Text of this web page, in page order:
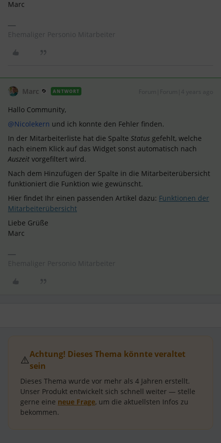
Marc
Ehemaliger Personio Mitarbeiter
Marc ANTWORT
Hallo Community,
@Nicolekern und ich konnte den Fehler finden.
In der Mitarbeiterliste hat die Spalte Status gefehlt, welche
nach einem Klick auf das Widget sonst automatisch nach
Auszeit vorgefiltert wird.
Nach dem Hinzufügen der Spalte in die Mitarbeiterübersicht
funktioniert die Funktion wie gewünscht.
Hier findet Ihr einen passenden Artikel dazu: Funktionen der
Mitarbeiterübersicht
Liebe Grüße
Marc
⚠️Achtung! Dieses Thema könnte veraltet
sein
Dieses Thema wurde vor mehr als 4 Jahren erstellt.
Unser Produkt entwickelt sich schnell weiter — stelle
gerne eine neue Frage, um die aktuellsten Infos zu
bekommen.